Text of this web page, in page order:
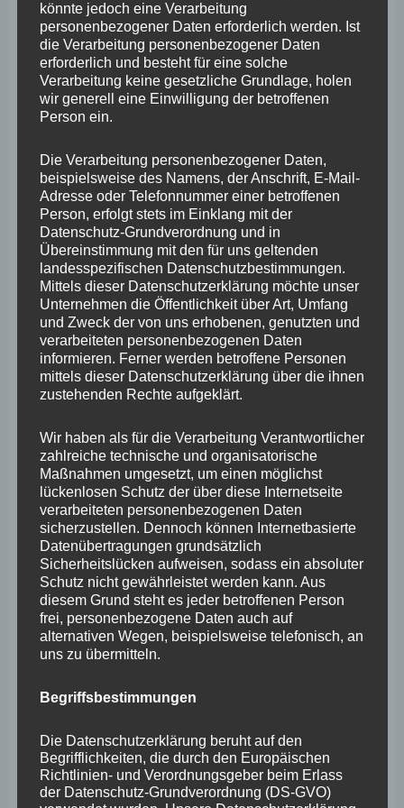
Ähnliches auszuweichen“. Und fragt jetzt ihn, wann
unter anderem die in Planung befindlichen 698 neuen
Stellplätze zur Verfügung stehen – und wann und wo
die fehlenden 1.800?
Von der rheinland-pfälzischen Wirtschafts- und
Verkehrsministerin Daniela Schmitt erwartet
Wefelscheid, dass sie sich der drängenden Fragen und
Probleme der betroffenen Branche annimmt und
ebenfalls bei ihrem Parteikollegen und Vorgänger an der
Ministeriumsspitze
einsetzt. Denn eines ist für Stephan Wefelscheid klar:
„Die Autobahn kann nicht noch näher zu den Anliegern
kommen. Es kann keine Lösung sein, Stell- und
auszuweisen – wie in der Antwort auf die Kleine Anfrage
beschrieben. Von einer Verschärfung der schon
angespannten Parkplatz- und Unterbringungssituation
entlang der Bundesstraßen und Bundesautobahnen
sowie in den Gewerbegebieten ist abzusehen.
Unabhängig davon, dass die sanitären Anlagen
entsprechend bereitstehen müssen.“ Daher fordert
Wefelscheid einen zügigen baulichen Ausbau der
Infrastruktur von Lkw-Rastanlagen an Autobahnen und
stark frequentierten Bundesstraßen. „Das muss Priorität
Im Interesse der betroffenen Branche und Lkw-Fahrer
hofft Wefelscheid auf eine zeitnahe Antwort aus Berlin
könnte jedoch eine Verarbeitung
personenbezogener Daten erforderlich werden. Ist
die Verarbeitung personenbezogener Daten
erforderlich und besteht für eine solche
Verarbeitung keine gesetzliche Grundlage, holen
wir generell eine Einwilligung der betroffenen
Person ein.
Die Verarbeitung personenbezogener Daten,
beispielsweise des Namens, der Anschrift, E-Mail-
Adresse oder Telefonnummer einer betroffenen
Person, erfolgt stets im Einklang mit der
Datenschutz-Grundverordnung und in
Übereinstimmung mit den für uns geltenden
landesspezifischen Datenschutzbestimmungen.
Mittels dieser Datenschutzerklärung möchte unser
Unternehmen die Öffentlichkeit über Art, Umfang
und Zweck der von uns erhobenen, genutzten und
verarbeiteten personenbezogenen Daten
informieren. Ferner werden betroffene Personen
mittels dieser Datenschutzerklärung über die ihnen
zustehenden Rechte aufgeklärt.
Wir haben als für die Verarbeitung Verantwortlicher
zahlreiche technische und organisatorische
Maßnahmen umgesetzt, um einen möglichst
lückenlosen Schutz der über diese Internetseite
verarbeiteten personenbezogenen Daten
sicherzustellen. Dennoch können Internetbasierte
Datenübertragungen grundsätzlich
Sicherheitslücken aufweisen, sodass ein absoluter
Schutz nicht gewährleistet werden kann. Aus
diesem Grund steht es jeder betroffenen Person
frei, personenbezogene Daten auch auf
alternativen Wegen, beispielsweise telefonisch, an
uns zu übermitteln.
Begriffsbestimmungen
Die Datenschutzerklärung beruht auf den
Begrifflichkeiten, die durch den Europäischen
Richtlinien- und Verordnungsgeber beim Erlass
der Datenschutz-Grundverordnung (DS-GVO)